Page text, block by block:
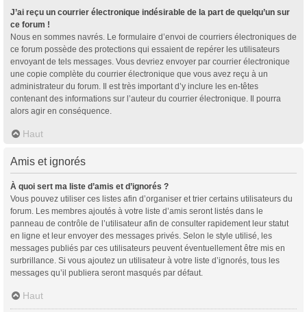
J’ai reçu un courrier électronique indésirable de la part de quelqu’un sur
ce forum !
Nous en sommes navrés. Le formulaire d’envoi de courriers électroniques de
ce forum possède des protections qui essaient de repérer les utilisateurs
envoyant de tels messages. Vous devriez envoyer par courrier électronique
une copie complète du courrier électronique que vous avez reçu à un
administrateur du forum. Il est très important d’y inclure les en-têtes
contenant des informations sur l’auteur du courrier électronique. Il pourra
alors agir en conséquence.
Haut
Amis et ignorés
À quoi sert ma liste d’amis et d’ignorés ?
Vous pouvez utiliser ces listes afin d’organiser et trier certains utilisateurs du
forum. Les membres ajoutés à votre liste d’amis seront listés dans le
panneau de contrôle de l’utilisateur afin de consulter rapidement leur statut
en ligne et leur envoyer des messages privés. Selon le style utilisé, les
messages publiés par ces utilisateurs peuvent éventuellement être mis en
surbrillance. Si vous ajoutez un utilisateur à votre liste d’ignorés, tous les
messages qu’il publiera seront masqués par défaut.
Haut